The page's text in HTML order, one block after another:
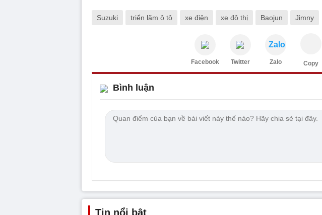
Suzuki triển lãm ô tô xe điện xe đô thị Baojun Jimny
Facebook Twitter
Zalo
Zalo Copy
Bình luận
Tin nổi bật